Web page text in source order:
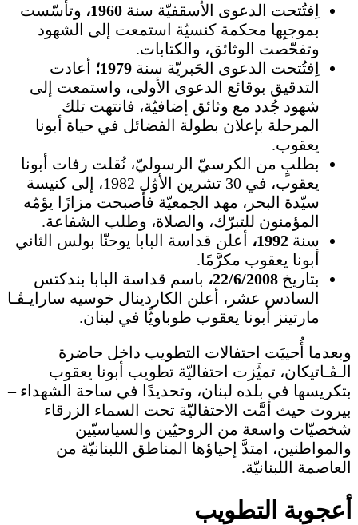
اِفتُتحت الدعوى الأسقفيّة سنة 1960، وتأسّست
بموجبِها محكمة كنسيّة استمعت إلى الشهود
وتفحّصت الوثائق، والكتابات.
اِفتُتحت الدعوى الحَبريّة سنة 1979؛ أعادت
التدقيق بوقائع الدعوى الأولى، واستمعت إلى
شهود جُدد مع وثائق إضافيّة، فانتهت تلك
المرحلة بإعلان بطولة الفضائل في حياة أبونا
يعقوب.
بطلبٍ من الكرسيّ الرسوليّ، نُقلت رفات أبونا
يعقوب، في 30 تشرين الأوّل 1982، إلى كنيسة
سيّدة البحر، مهد الجمعيّة فأصبحت مزارًا يؤمّه
المؤمنون للتبرّك، والصلاة، وطلب الشفاعة.
سنة 1992،
أعلن قداسة البابا يوحنّا بولس الثاني
أبونا يعقوب مكرَّمًا.
بتاريخ 22/6/2008، باسم قداسة البابا بندكتس
السادس عشر، أعلن الكاردينال خوسيه سارايـﭭـا
مارتينز أبونا يعقوب طوباويًّا في لبنان.
وبعدما أُحييَت احتفالات التطويب داخل حاضرة
الـﭭـاتيكان، تميَّزت احتفاليّة تطويب أبونا يعقوب
بتكريسها في بلده لبنان، وتحديدًا في ساحة الشهداء –
بيروت حيث أمَّت الاحتفاليّة تحت السماء الزرقاء
شخصيّات واسعة من الروحيّين والسياسيّين
والمواطنين، امتدَّ إحياؤها المناطق اللبنانيّة من
العاصمة اللبنانيّة.
أعجوبة التطويب